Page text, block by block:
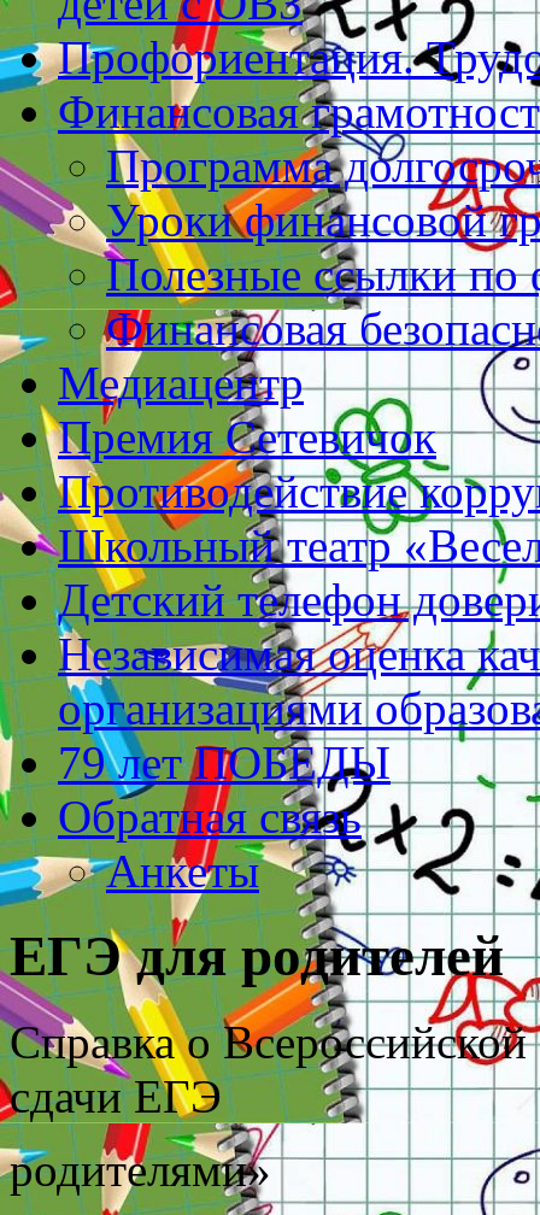
Профориентация.
Финансовая
Программа
Уроки финансовой
Полезные ссылки по
Финансовая
Медиацентр
Премия Сетевичок
Противодействие
Школьный театр
Детский телефон
Независимая оценка
организациями
79 лет ПОБЕДЫ
Обратная связь
Анкеты
ЕГЭ для родителей
Справка о
сдачи ЕГЭ
родителями»